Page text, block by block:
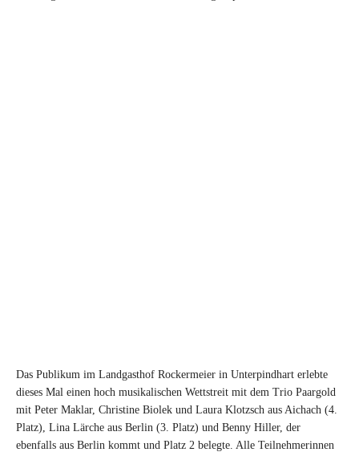
Das Publikum im Landgasthof Rockermeier in Unterpindhart erlebte
dieses Mal einen hoch musikalischen Wettstreit mit dem Trio Paargold
mit Peter Maklar, Christine Biolek und Laura Klotzsch aus Aichach (4.
Platz), Lina Lärche aus Berlin (3. Platz) und Benny Hiller, der
ebenfalls aus Berlin kommt und Platz 2 belegte. Alle Teilnehmerinnen